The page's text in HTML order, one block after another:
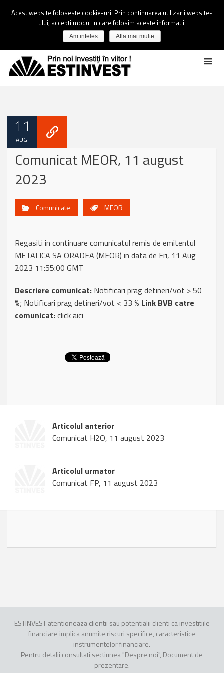
11
AUG.
Comunicat MEOR, 11 august
2023
Comunicate MEOR
Regasiti in continuare comunicatul remis de emitentul
METALICA SA ORADEA (MEOR) in data de Fri, 11 Aug
2023 11:55:00 GMT
Descriere comunicat: Notificari prag detineri/vot > 50
%; Notificari prag detineri/vot < 33 % Link BVB catre
comunicat:click aici
Articolul anterior
Comunicat H2O, 11 august 2023
Articolul urmator
Comunicat FP, 11 august 2023
ESTINVEST atentioneaza clientii sau potentialii clienti ca investitiile
financiare implica anumite riscuri specifice, caracteristice
instrumentelor financiare.
Pentru detalii consultati sectiunea "Despre noi", Document de
prezentare.
Acest website foloseste cookie-uri. Prin continuarea utilizarii website-
ului, accepti modul in care folosim aceste informatii.
Am inteles Afla mai multe